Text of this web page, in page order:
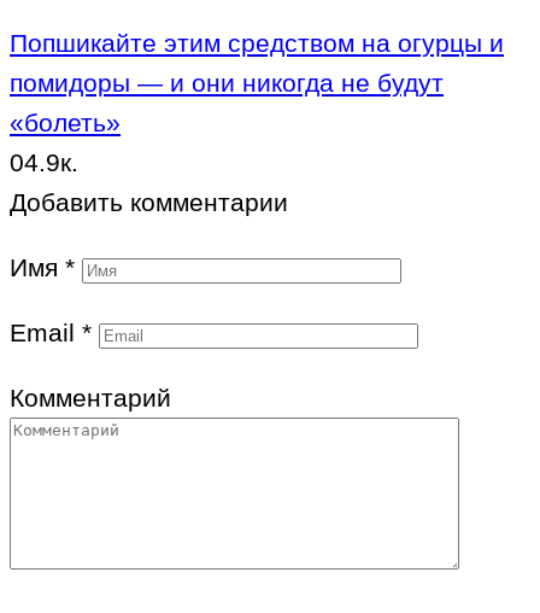
Попшикайте этим средством на огурцы и
помидоры — и они никогда не будут
«болеть»
04.9к.
Добавить комментарии
Имя *
Email *
Комментарий